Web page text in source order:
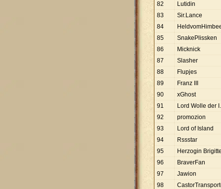
82
Lutidin
83
Sir.Lance
84
85
SnakePlissken
86
Micknick
87
Slasher
88
Flupjes
89
Franz III
90
xGhost
91
Lord Wolle der I.
92
promozion
93
Lord of Island
94
Rssstar
95
Herzogin
96
BraverFan
97
Jawion
98